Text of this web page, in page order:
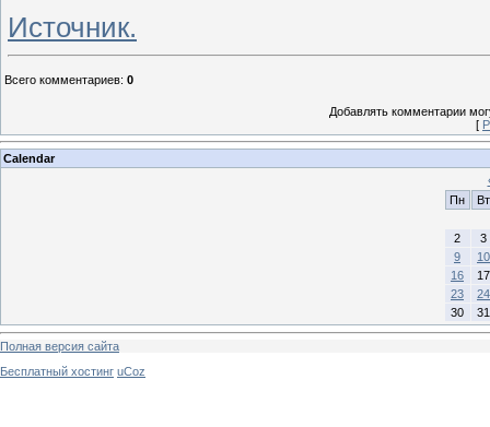
Источник.
Всего комментариев: 0
Добавлять комментарии
[
Calendar
Пн
Вт
2
3
9
10
16
17
23
24
30
31
Полная версия сайта
Бесплатный хостинг uCoz